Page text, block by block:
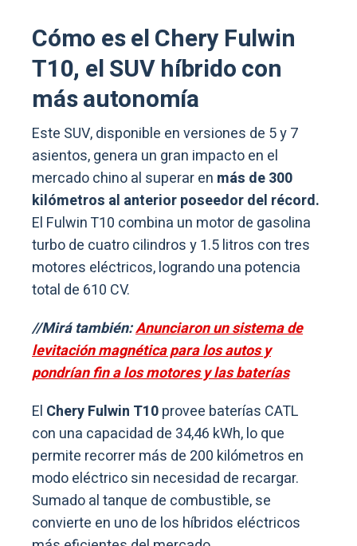
Cómo es el Chery Fulwin
T10, el SUV híbrido con
más autonomía
Este SUV, disponible en versiones de 5 y 7
asientos, genera un gran impacto en el
mercado chino al superar en más de 300
kilómetros al anterior poseedor del récord.
El Fulwin T10 combina un motor de gasolina
turbo de cuatro cilindros y 1.5 litros con tres
motores eléctricos, logrando una potencia
total de 610 CV.
//Mirá también:Anunciaron un sistema de
levitación magnética para los autos y
pondrían fin a los motores y las baterías
El Chery Fulwin T10provee baterías CATL
con una capacidad de 34,46 kWh, lo que
permite recorrer más de 200 kilómetros en
modo eléctrico sin necesidad de recargar.
Sumado al tanque de combustible, se
convierte en uno de los híbridos eléctricos